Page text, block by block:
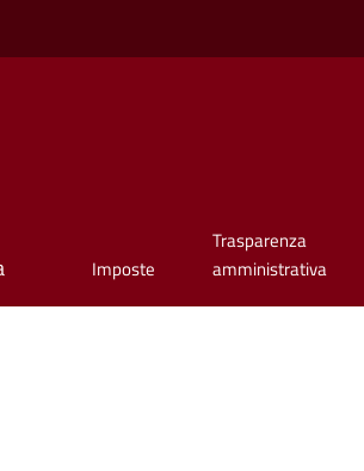
Imposte
Trasparenza
amministrativa